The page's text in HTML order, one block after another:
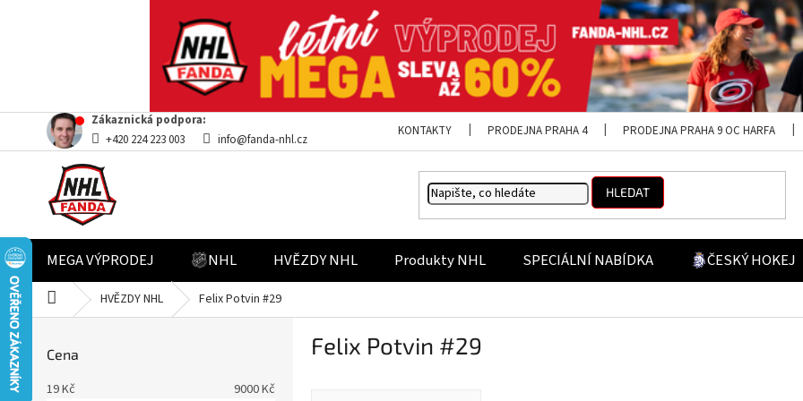
Přejít
obsah
Zákaznická podpora:
+420 224 223 003
info@fanda-nhl.cz
KONTAKTY PRODEJNA PRAHA 4 PRODEJNA PRAHA 9 OC HARFA
HLEDAT
MEGA VÝPRODEJ NHL HVĚZDY NHL Produkty NHL SPECIÁLNÍ NABÍDKA ČESKÝ HOKEJ
Domů HVĚZDY NHL Felix Potvin #29
Cena
19Kč 9000Kč
Felix Potvin #29